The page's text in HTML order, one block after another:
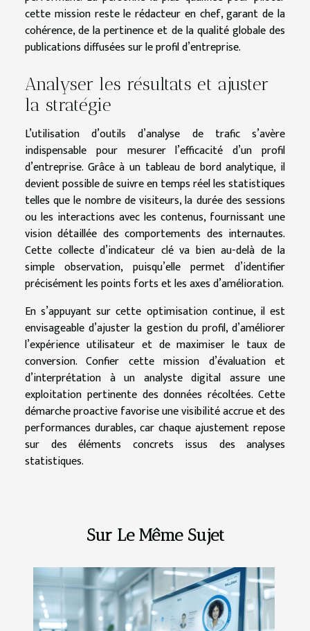
cette mission reste le rédacteur en chef, garant de la
cohérence, de la pertinence et de la qualité globale des
publications diffusées sur le profil d’entreprise.
Analyser les résultats et ajuster
la stratégie
L’utilisation d’outils d’analyse de trafic s’avère
indispensable pour mesurer l’efficacité d’un profil
d’entreprise. Grâce à un tableau de bord analytique, il
devient possible de suivre en temps réel les statistiques
telles que le nombre de visiteurs, la durée des sessions
ou les interactions avec les contenus, fournissant une
vision détaillée des comportements des internautes.
Cette collecte d’indicateur clé va bien au-delà de la
simple observation, puisqu’elle permet d’identifier
précisément les points forts et les axes d’amélioration.
En s’appuyant sur cette optimisation continue, il est
envisageable d’ajuster la gestion du profil, d’améliorer
l’expérience utilisateur et de maximiser le taux de
conversion. Confier cette mission d’évaluation et
d’interprétation à un analyste digital assure une
exploitation pertinente des données récoltées. Cette
démarche proactive favorise une visibilité accrue et des
performances durables, car chaque ajustement repose
sur des éléments concrets issus des analyses
statistiques.
Sur Le Même Sujet